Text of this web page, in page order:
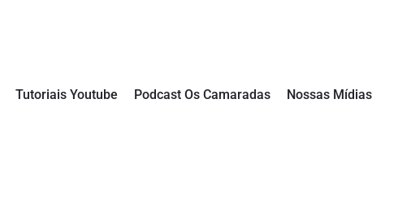
Tutoriais Youtube Podcast Os Camaradas Nossas Mídias